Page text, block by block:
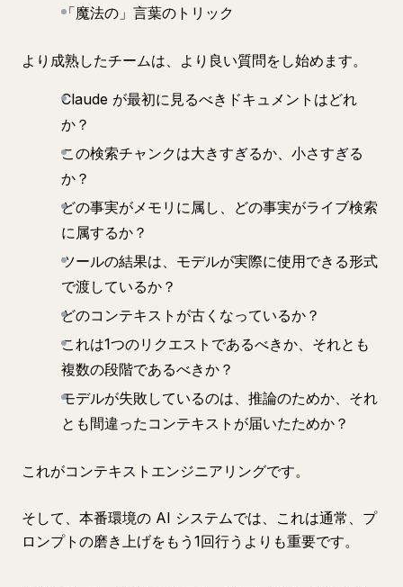
「魔法の」言葉のトリック
より成熟したチームは、より良い質問をし始めます。
Claude が最初に見るべきドキュメントはどれ
か？
この検索チャンクは大きすぎるか、小さすぎる
か？
どの事実がメモリに属し、どの事実がライブ検索
に属するか？
ツールの結果は、モデルが実際に使用できる形式
で渡しているか？
どのコンテキストが古くなっているか？
これは1つのリクエストであるべきか、それとも
複数の段階であるべきか？
モデルが失敗しているのは、推論のためか、それ
とも間違ったコンテキストが届いたためか？
これがコンテキストエンジニアリングです。
そして、本番環境の AI システムでは、これは通常、プ
ロンプトの磨き上げをもう1回行うよりも重要です。